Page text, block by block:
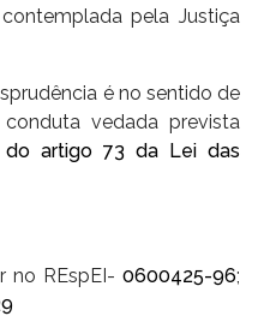
pela Justiça
é no sentido de
vedada prevista
do artigo 73 da Lei das
no REspEI- 0600425-96;